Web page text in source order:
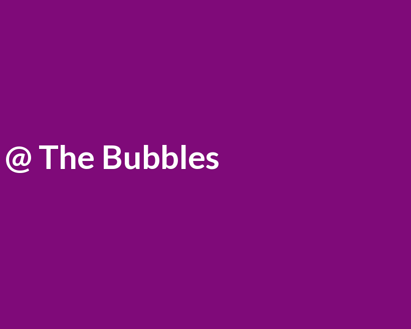
@ The Bubbles